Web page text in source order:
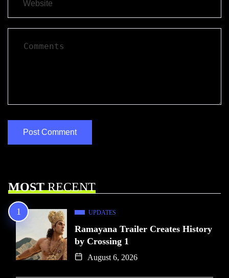
MOSTRECENT
UPDATES
Ramayana Trailer Creates History
by Crossing 1
August 6, 2026